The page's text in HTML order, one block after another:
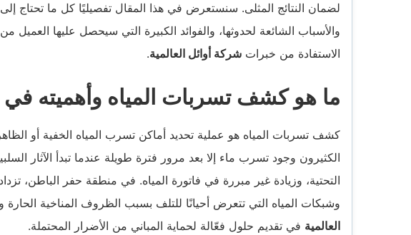
لضمان النتائج المثلى. سنستعرض في هذا المقال تفصيليًا كل ما
والأسباب الشائعة لحدوثها، والفوائد الكبيرة التي سيحصل عليها العميل
الاستفادة من خبرات شركة أوائل العالمية.
ما هو كشف تسربات المياه وأهميته
كشف تسربات المياه هو عملية تحديد أماكن تسرب المياه الخفية أو
الكثيرون وجود تسرب ماء إلا بعد مرور فترة طويلة عندما تبدأ الآثار
التحتية، وزيادة غير مبررة في فاتورة المياه. في منطقة حفر الباطن،
وشبكات المياه التي تتعرض أحيانًا للتلف بسبب الظروف المناخية الحارة
العالمية في تقديم حلول فعّالة لحماية المباني من الأضرار المحتملة.